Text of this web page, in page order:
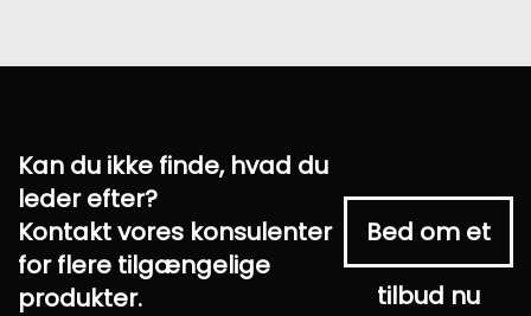
Kan du ikke finde, hvad du
leder efter?
Kontakt vores konsulenter
for flere tilgængelige
produkter.
Bed om et
tilbud nu